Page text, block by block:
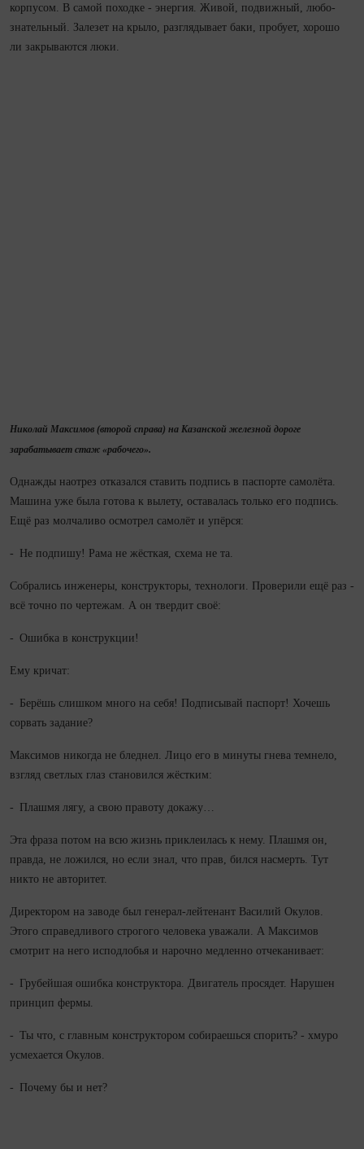
корпусом. В самой походке - энергия.­ Живой, подвижный, любо­
знательный. Залезет на крыло, разглядывает баки, пробует, хорошо
ли закрываются люки.
Николай Максимов (второй справа) на Казанской железной дороге
зарабатывает стаж «рабочего».
Однажды наотрез отказался ставить подпись в пас­порте самолёта.
Машина уже была готова к вылету, оставалась только его подпись.
Ещё раз молчаливо осмотрел самолёт и упёрся:
- Не подпишу! Рама не жёсткая, схема не та.
Собрались инженеры, конструкторы, технологи. Проверили ещё раз -
всё точно по чертежам. А он твердит своё:
- Ошибка в конструкции!
Ему кричат:
- Берёшь слишком много на себя! Подписывай пас­порт! Хочешь
сорвать задание?
Максимов нико­гда не бледнел. Лицо его в минуты гнева темнело,
взгляд светлых глаз становился жёстким:
- Плашмя лягу, а свою правоту докажу…
Эта фраза потом на всю жизнь приклеилась к нему. Плашмя он,
правда, не ложился, но если знал, что прав, бился насмерть. Тут
никто не авторитет.
Директором на заводе был генерал‑лейтенант Василий Окулов.
Этого справедливого строгого человека уважали. А Максимов
смотрит на него исподлобья и нарочно медленно отчеканивает:
- Грубейшая ошибка конструктора. Двигатель просядет. Нарушен
принцип фермы.
- Ты что, с главным конструктором собираешься спорить? - хмуро
усмехается Окулов.
- Почему бы и нет?